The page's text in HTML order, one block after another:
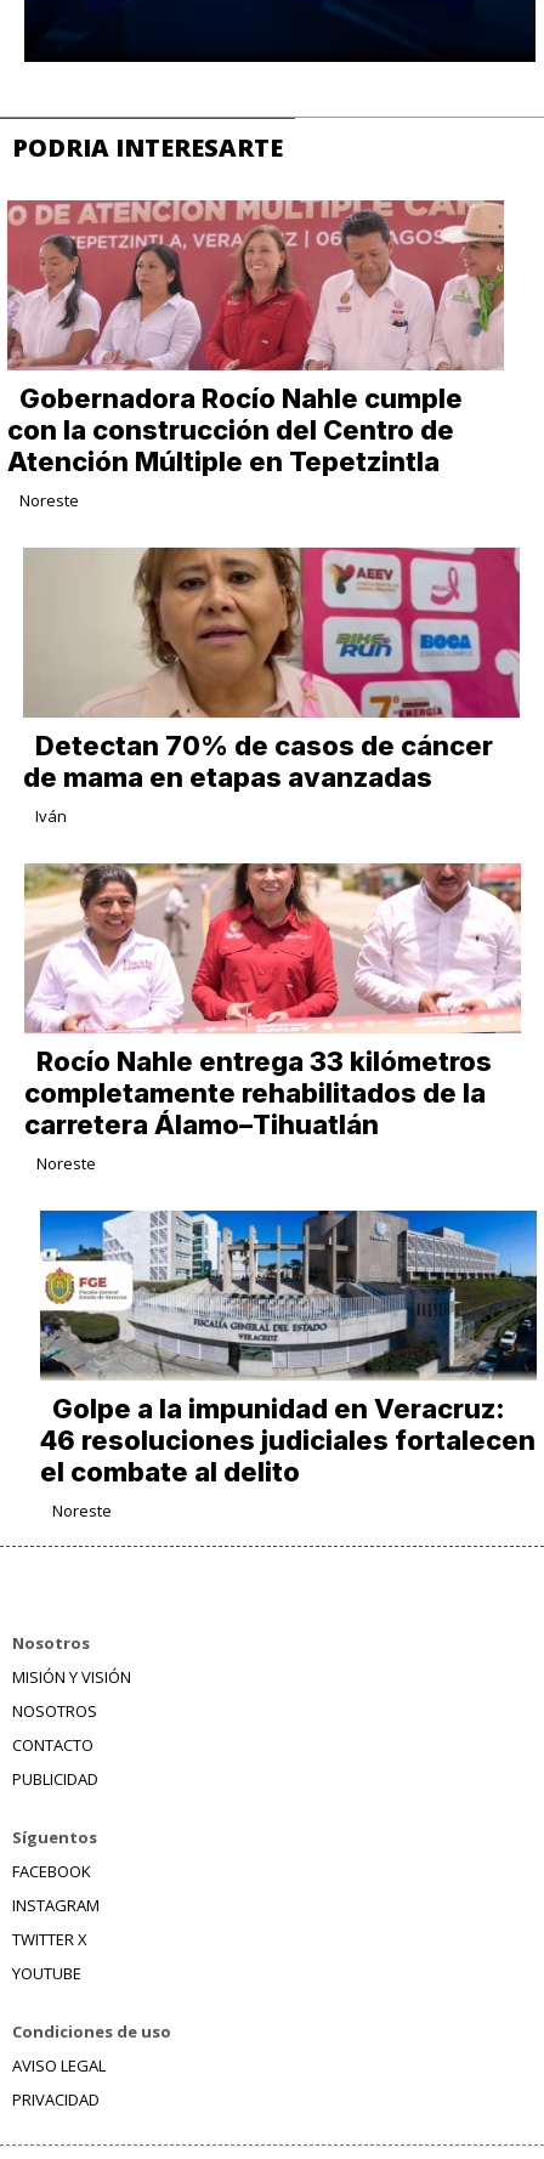
PODRIA INTERESARTE
Gobernadora Rocío Nahle cumple
con la construcción del Centro de
Atención Múltiple en Tepetzintla
Noreste
Detectan 70% de casos de cáncer
de mama en etapas avanzadas
Iván
Rocío Nahle entrega 33 kilómetros
completamente rehabilitados de la
carretera Álamo–Tihuatlán
Noreste
Golpe a la impunidad en Veracruz:
46 resoluciones judiciales fortalecen
el combate al delito
Noreste
Nosotros
MISIÓN Y VISIÓN
NOSOTROS
CONTACTO
PUBLICIDAD
Síguentos
FACEBOOK
INSTAGRAM
TWITTER X
YOUTUBE
Condiciones de uso
AVISO LEGAL
PRIVACIDAD